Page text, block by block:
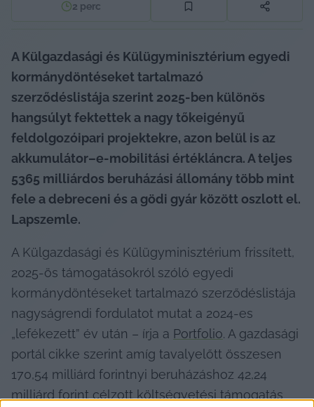
2 perc
A Külgazdasági és Külügyminisztérium egyedi
kormánydöntéseket tartalmazó
szerződéslistája szerint 2025-ben különös
hangsúlyt fektettek a nagy tőkeigényű
feldolgozóipari projektekre, azon belül is az
akkumulátor–e-mobilitási értékláncra. A teljes
5365 milliárdos beruházási állomány több mint
fele a debreceni és a gödi gyár között oszlott el.
Lapszemle.
A Külgazdasági és Külügyminisztérium frissített,
2025-ös támogatásokról szóló egyedi
kormánydöntéseket tartalmazó szerződéslistája
nagyságrendi fordulatot mutat a 2024-es
„lefékezett” év után – írja a Portfolio. A gazdasági
portál cikke szerint amíg tavalyelőtt összesen
170,54 milliárd forintnyi beruházáshoz 42,24
milliárd forint célzott költségvetési támogatás